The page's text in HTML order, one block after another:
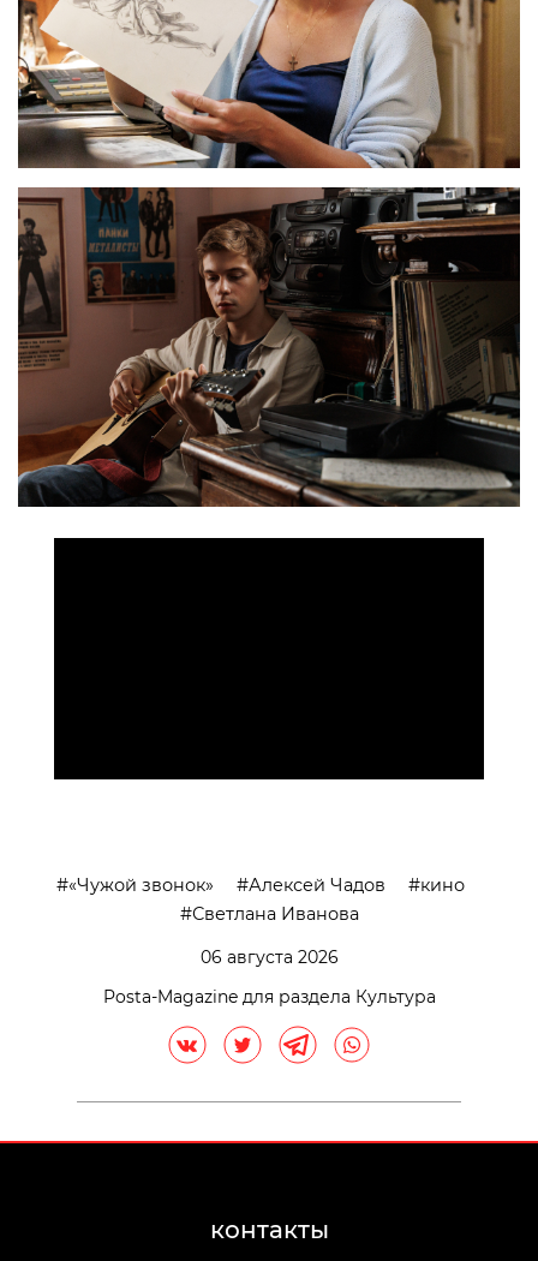
«Чужой звонок» Алексей Чадов
кино
Светлана Иванова
06 августа 2026
Posta-Magazine для раздела Культура
контакты